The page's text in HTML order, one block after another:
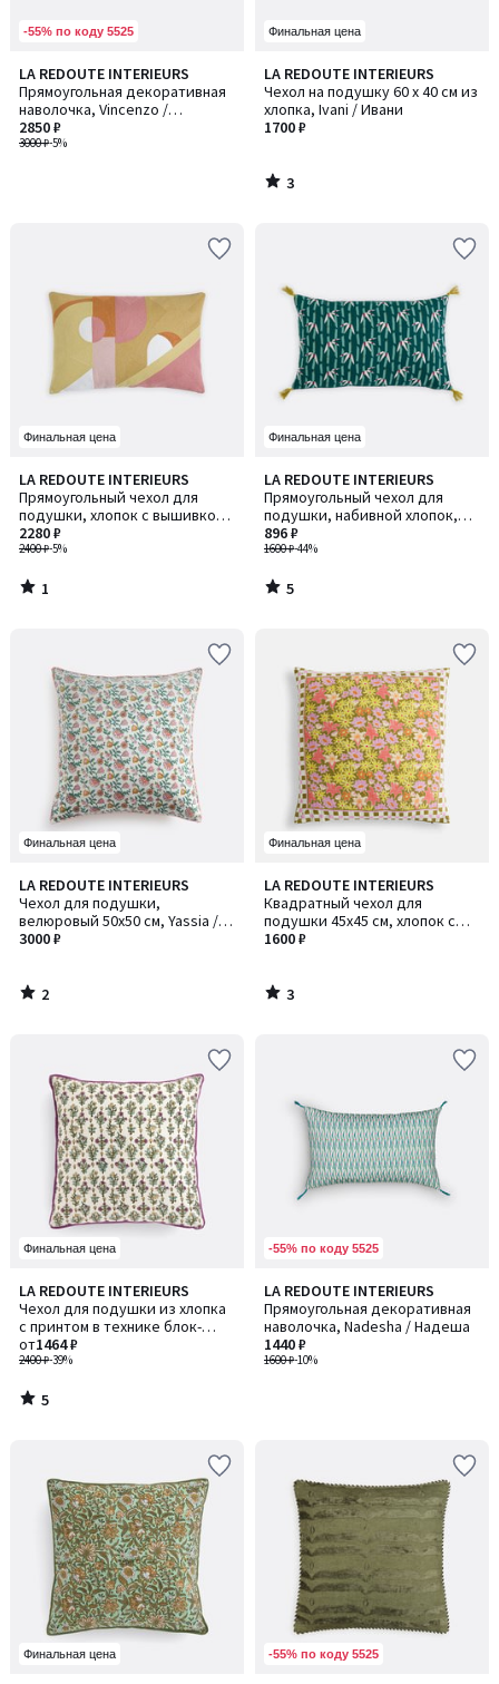
-55% по коду 5525
LA REDOUTE INTERIEURS
Прямоугольная декоративная
наволочка, Vincenzo /
Винченцо
3000 ₽-5%
2850 ₽
Финальная цена
LA REDOUTE INTERIEURS
Чехол на подушку 60 x 40 см из
хлопка, Ivani / Ивани
1700 ₽
3
/
5
3
/
Финальная цена
LA REDOUTE INTERIEURS
Прямоугольный чехол для
подушки, хлопок с вышивкой,
геометрический узор, DYONIS
/ ДИОНИС
2400 ₽-5%
2280 ₽
1
/
5
1
/
Финальная цена
LA REDOUTE INTERIEURS
Прямоугольный чехол для
подушки, набивной хлопок,
YASUO / ЯСУО
1600 ₽-44%
896 ₽
5
/
5
5
/
Финальная цена
LA REDOUTE INTERIEURS
Чехол для подушки,
велюровый 50x50 см, Yassia /
Яссиа
3000 ₽
2
/
5
2
/
Финальная цена
LA REDOUTE INTERIEURS
Квадратный чехол для
подушки 45x45 см, хлопок с
цветочным принтом, DELILA /
1600 ₽
3
/
5
3
/
Финальная цена
LA REDOUTE INTERIEURS
Чехол для подушки из хлопка
с принтом в технике блок-
принт, SHANDIRA / ШАНДИРА
2400 ₽-39%
от1464 ₽
5
/
5
5
/
-55% по коду 5525
LA REDOUTE INTERIEURS
Прямоугольная декоративная
наволочка, Nadesha / Надеша
1600 ₽-10%
1440 ₽
Финальная цена -55% по коду 5525